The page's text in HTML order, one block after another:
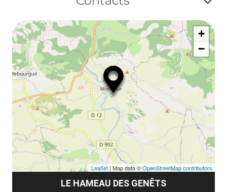
ou
et
ou
LE HAMEAU DES GENÊTS
+
−
Leaflet | Map data ©OpenStreetMap contributors